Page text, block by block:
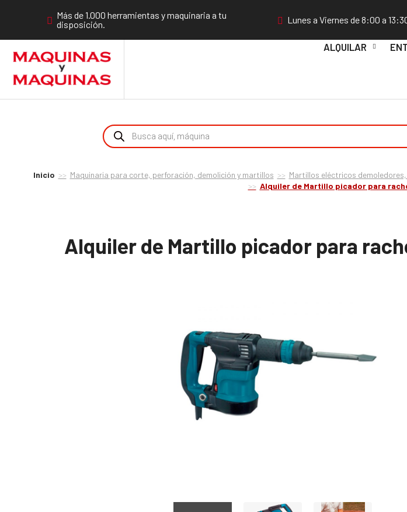
Más de 1.000 herramientas y maquinaria a tu
disposición.
Lunes a Viernes de 8:00 a
ALQUILAR
Inicio Maquinaria para corte, perforación, demolición y martillos Martillos eléctricos
Alquiler de Martillo picador para
Alquiler de Martillo picador para